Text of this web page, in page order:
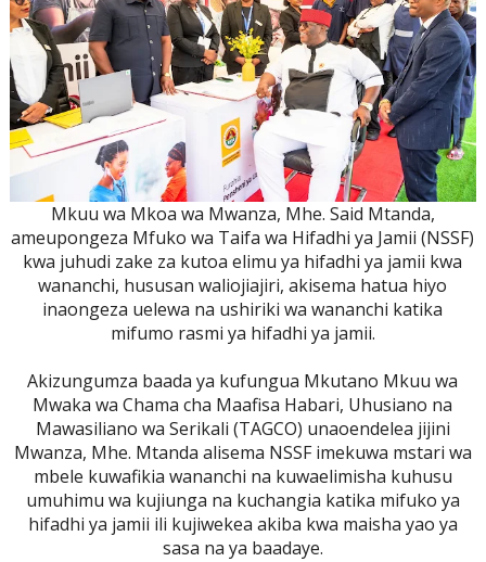
Mkuu wa Mkoa wa Mwanza, Mhe. Said Mtanda,
ameupongeza Mfuko wa Taifa wa Hifadhi ya Jamii (NSSF)
kwa juhudi zake za kutoa elimu ya hifadhi ya jamii kwa
wananchi, hususan waliojiajiri, akisema hatua hiyo
inaongeza uelewa na ushiriki wa wananchi katika
mifumo rasmi ya hifadhi ya jamii.
Akizungumza baada ya kufungua Mkutano Mkuu wa
Mwaka wa Chama cha Maafisa Habari, Uhusiano na
Mawasiliano wa Serikali (TAGCO) unaoendelea jijini
Mwanza, Mhe. Mtanda alisema NSSF imekuwa mstari wa
mbele kuwafikia wananchi na kuwaelimisha kuhusu
umuhimu wa kujiunga na kuchangia katika mifuko ya
hifadhi ya jamii ili kujiwekea akiba kwa maisha yao ya
sasa na ya baadaye.